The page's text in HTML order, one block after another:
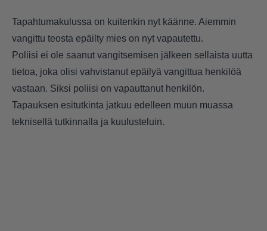
Tapahtumakulussa on kuitenkin nyt käänne. Aiemmin
vangittu teosta epäilty mies on nyt vapautettu.
Poliisi ei ole saanut vangitsemisen jälkeen sellaista uutta
tietoa, joka olisi vahvistanut epäilyä vangittua henkilöä
vastaan. Siksi poliisi on vapauttanut henkilön.
Tapauksen esitutkinta jatkuu edelleen muun muassa
teknisellä tutkinnalla ja kuulusteluin.